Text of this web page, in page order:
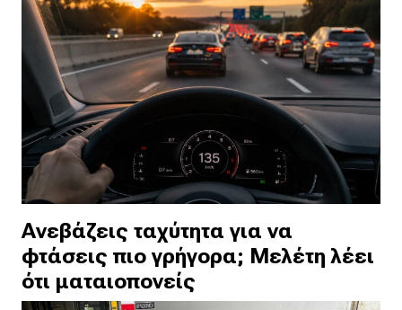
Ανεβάζεις ταχύτητα για να
φτάσεις πιο γρήγορα; Μελέτη λέει
ότι ματαιοπονείς